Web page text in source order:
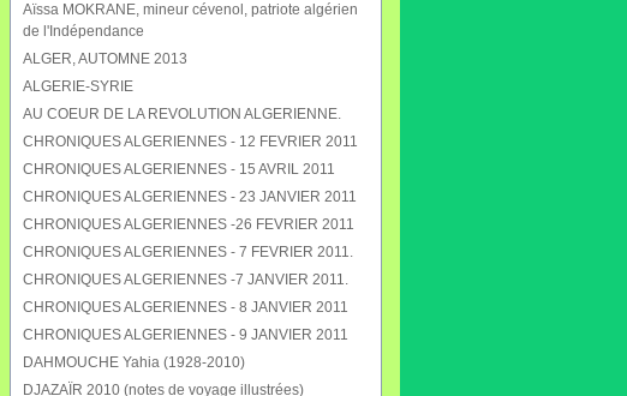
Aïssa MOKRANE, mineur cévenol, patriote algérien
de l'Indépendance
ALGER, AUTOMNE 2013
ALGERIE-SYRIE
AU COEUR DE LA REVOLUTION ALGERIENNE.
CHRONIQUES ALGERIENNES - 12 FEVRIER 2011
CHRONIQUES ALGERIENNES - 15 AVRIL 2011
CHRONIQUES ALGERIENNES - 23 JANVIER 2011
CHRONIQUES ALGERIENNES -26 FEVRIER 2011
CHRONIQUES ALGERIENNES - 7 FEVRIER 2011.
CHRONIQUES ALGERIENNES -7 JANVIER 2011.
CHRONIQUES ALGERIENNES - 8 JANVIER 2011
CHRONIQUES ALGERIENNES - 9 JANVIER 2011
DAHMOUCHE Yahia (1928-2010)
DJAZAÏR 2010 (notes de voyage illustrées)